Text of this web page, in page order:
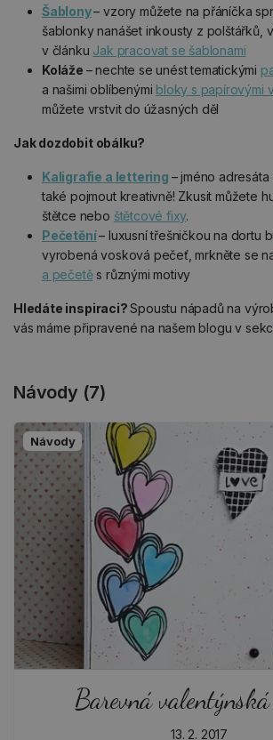
Šablony– vzory můžete na přáníčka
šablonky nanášet inkousty z polštářků,
v článku Jak pracovat se šablonami
Koláže – nechte se unést tematickými
a našimi oblíbenými bloky s papírovými
můžete vrstvit do úžasných děl
Jak dozdobit obálku?
Kaligrafie a lettering – jméno
také pojmout kreativně! Zkusit můžete
štětce nebo štětcové fixy.
Pečetění– luxusní třešničkou na dortu
vyrobená vosková pečeť, mrkněte se
a pečetěs různými motivy
Hledáte inspiraci?Spoustu nápadů na
vás máme připravené na našem blogu v
Návody (7)
Návody
Barevná
13. 2. 2017